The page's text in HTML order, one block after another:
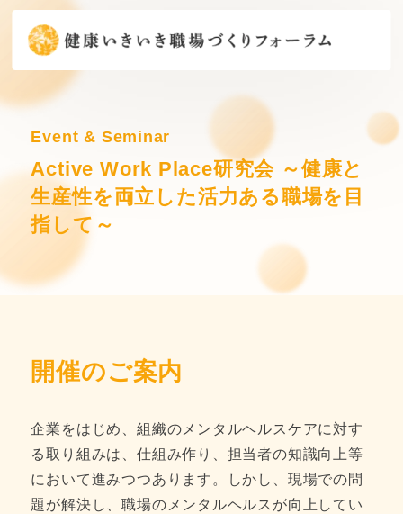
Event & Seminar
Active Work Place研究会 ～健康と
生産性を両立した活力ある職場を目
指して～
開催のご案内
企業をはじめ、組織のメンタルヘルスケアに対す
る取り組みは、仕組み作り、担当者の知識向上等
において進みつつあります。しかし、現場での問
題が解決し、職場のメンタルヘルスが向上してい